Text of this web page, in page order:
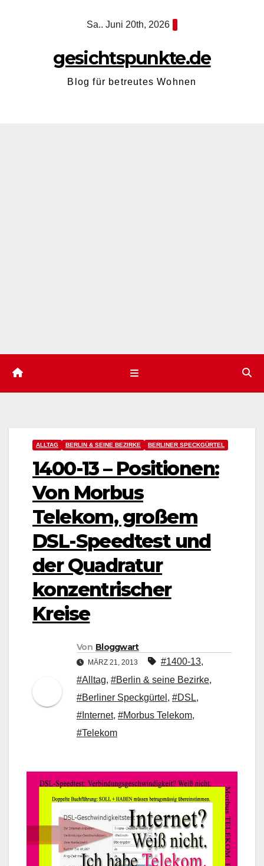
Sa.. Juni 20th, 2026
gesichtspunkte.de
Blog für betreutes Wohnen
ALLTAG BERLIN & SEINE BEZIRKE BERLINER SPECKGÜRTEL
1400-13 – Positionen:
Von Morbus
Telekom, großem
DSL-Speedtest und
der Quadratur
konzentrischer
Kreise
Von Bloggwart
MÄRZ 21, 2013 #1400-13,
#Alltag, #Berlin & seine Bezirke,
#Berliner Speckgürtel , #DSL,
#Internet, #Morbus Telekom,
#Telekom